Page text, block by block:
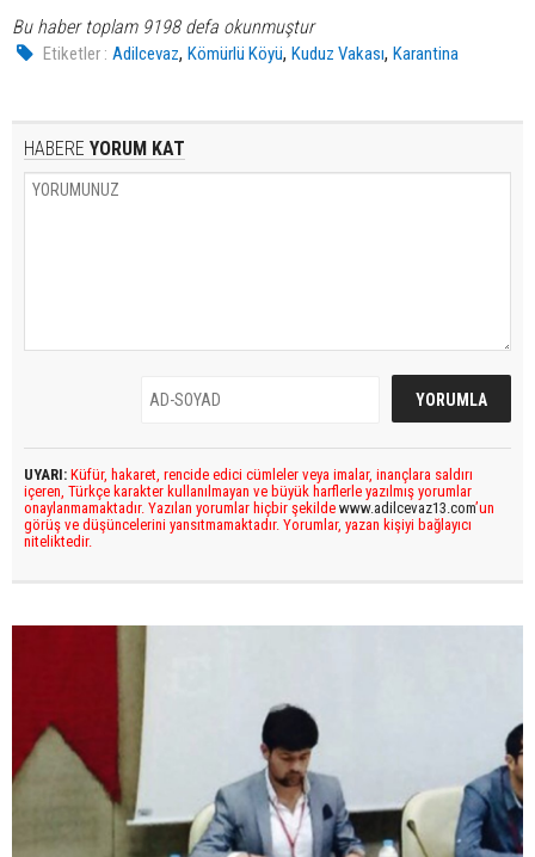
Bu haber toplam 9198 defa okunmuştur
Etiketler : Adilcevaz,Kömürlü Köyü,Kuduz Vakası,Karantina
HABERE YORUM KAT
UYARI: Küfür, hakaret, rencide edici cümleler veya imalar, inançlara saldırı
içeren, Türkçe karakter kullanılmayan ve büyük harflerle yazılmış yorumlar
onaylanmamaktadır. Yazılan yorumlar hiçbir şekilde www.adilcevaz13.com’un
görüş ve düşüncelerini yansıtmamaktadır. Yorumlar, yazan kişiyi bağlayıcı
niteliktedir.